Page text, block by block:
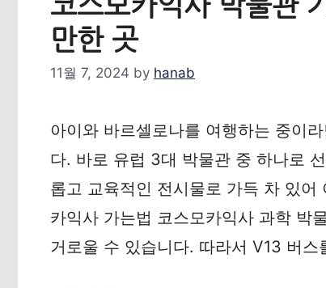
만한 곳
11월 7, 2024 by hanab
아이와 바르셀로나를 여행하는 중이
다. 바로 유럽 3대 박물관 중 하나로
롭고 교육적인 전시물로 가득 차 있
카익사 가는법 코스모카익사 과학 박
거로울 수 있습니다. 따라서 V13 버